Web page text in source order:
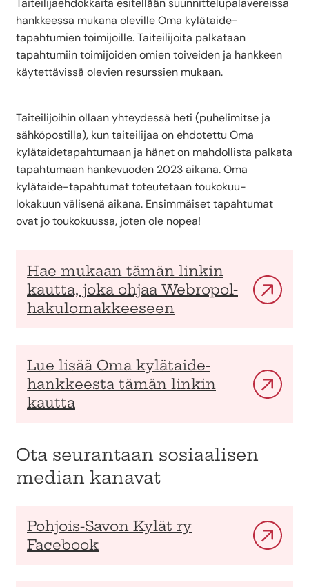
Taiteilijaehdokkaita esitellään suunnittelupalavereissa
hankkeessa mukana oleville Oma kylätaide-
tapahtumien toimijoille. Taiteilijoita palkataan
tapahtumiin toimijoiden omien toiveiden ja hankkeen
käytettävissä olevien resurssien mukaan.
Taiteilijoihin ollaan yhteydessä heti (puhelimitse ja
sähköpostilla), kun taiteilijaa on ehdotettu Oma
kylätaidetapahtumaan ja hänet on mahdollista palkata
tapahtumaan hankevuoden 2023 aikana. Oma
kylätaide-tapahtumat toteutetaan toukokuu-
lokakuun välisenä aikana. Ensimmäiset tapahtumat
ovat jo toukokuussa, joten ole nopea!
Hae mukaan tämän linkin
kautta, joka ohjaa Webropol-
hakulomakkeeseen
Lue lisää Oma kylätaide-
hankkeesta tämän linkin
kautta
Ota seurantaan sosiaalisen
median kanavat
Pohjois-Savon Kylät ry
Facebook